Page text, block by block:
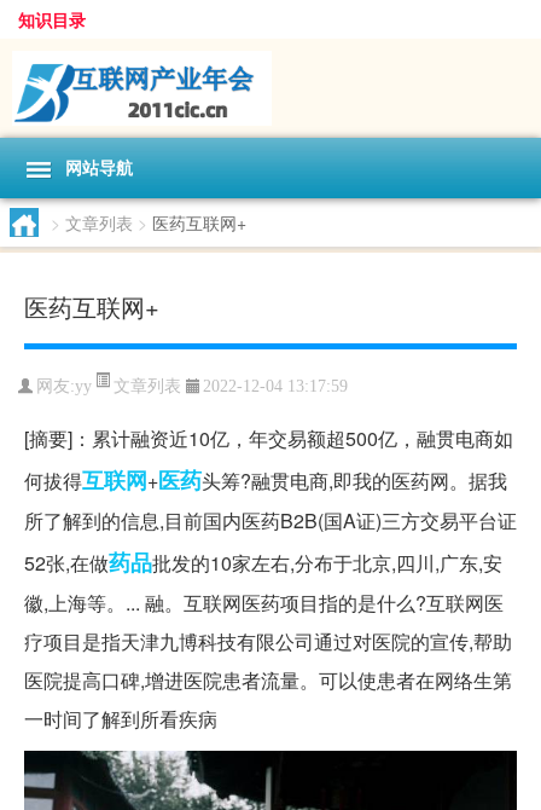
知识目录
网站导航
> 文章列表 > 医药互联网+
医药互联网+
网友:yy 文章列表 2022-12-04 13:17:59
[摘要]：累计融资近10亿，年交易额超500亿，融贯电商如
何拔得互联网+医药头筹?融贯电商,即我的医药网。据我
所了解到的信息,目前国内医药B2B(国A证)三方交易平台证
52张,在做药品批发的10家左右,分布于北京,四川,广东,安
徽,上海等。... 融。互联网医药项目指的是什么?互联网医
疗项目是指天津九博科技有限公司通过对医院的宣传,帮助
医院提高口碑,增进医院患者流量。可以使患者在网络生第
一时间了解到所看疾病